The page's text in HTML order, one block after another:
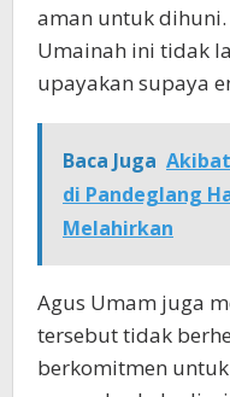
aman untuk
Umainah ini tidak
upayakan supaya
Baca Juga
di Pandeglang
Melahirkan
Agus Umam juga
tersebut tidak
berkomitmen